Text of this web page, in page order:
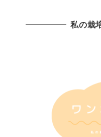
私の栽